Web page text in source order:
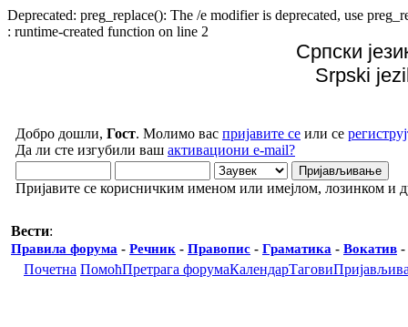
Deprecated: preg_replace(): The /e modifier is deprecated, use
: runtime-created function on line 2
Српски
Srpski
Добро дошли, Гост. Молимо вас пријавите се или се
Да ли сте изгубили ваш активациони e-mail?
Пријавите се корисничким именом или имејлом, лозинком и
Вести:
Правила форума - Речник - Правопис - Граматика - Вокатив -
Почетна ПомоћПретрага форумаКалендарТагови